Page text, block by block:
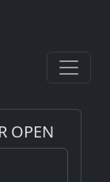
OPEN